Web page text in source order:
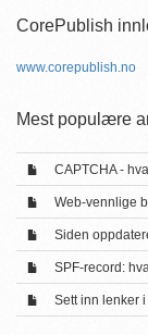
CorePublish
www.corepublish.no
Mest populære
CAPTCHA -
Web-vennlige
Siden
SPF-record:
Sett inn lenker